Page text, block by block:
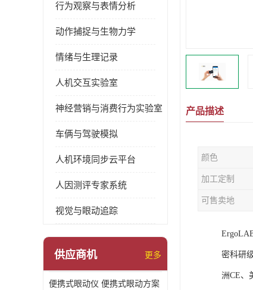
行为观察与表情分析
动作捕捉与生物力学
情绪与生理记录
人机交互实验室
神经营销与消费行为实验室
车俩与驾驶模拟
人机环境同步云平台
人因测评专家系统
视觉与眼动追踪
供应商机 更多
便携式眼动仪 便携式眼动方案
产品描述
颜色
加工定制
可售卖地
密科研
洲CE、